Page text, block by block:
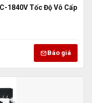
1840V Tốc Độ Vô Cấp
Báo giá